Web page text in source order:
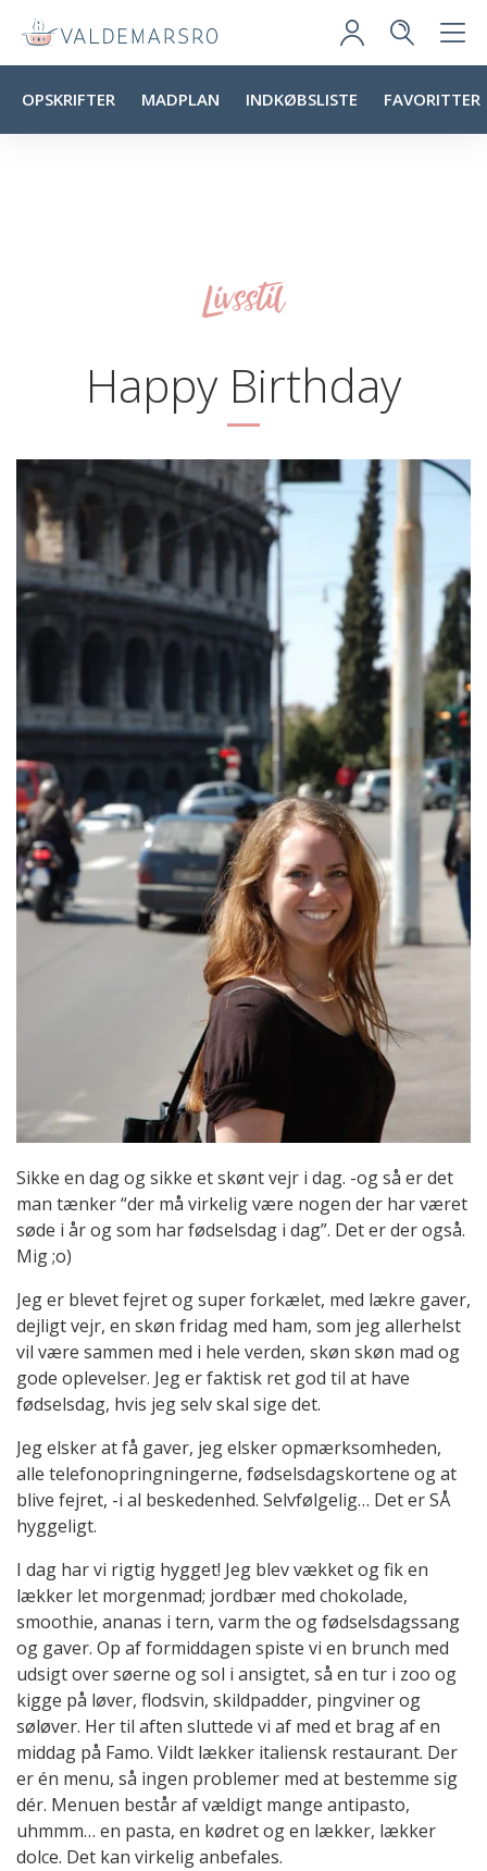
OPSKRIFTER MADPLAN INDKØBSLISTE FAVORITTER
Livsstil
Happy Birthday
Sikke en dag og sikke et skønt vejr i dag. -og så er det
man tænker “der må virkelig være nogen der har været
søde i år og som har fødselsdag i dag”. Det er der også.
Mig ;o)
Jeg er blevet fejret og super forkælet, med lækre gaver,
dejligt vejr, en skøn fridag med ham, som jeg allerhelst
vil være sammen med i hele verden, skøn skøn mad og
gode oplevelser. Jeg er faktisk ret god til at have
fødselsdag, hvis jeg selv skal sige det.
Jeg elsker at få gaver, jeg elsker opmærksomheden,
alle telefonopringningerne, fødselsdagskortene og at
blive fejret, -i al beskedenhed. Selvfølgelig… Det er SÅ
hyggeligt.
I dag har vi rigtig hygget! Jeg blev vækket og fik en
lækker let morgenmad; jordbær med chokolade,
smoothie, ananas i tern, varm the og fødselsdagssang
og gaver. Op af formiddagen spiste vi en brunch med
udsigt over søerne og sol i ansigtet, så en tur i zoo og
kigge på løver, flodsvin, skildpadder, pingviner og
søløver. Her til aften sluttede vi af med et brag af en
middag på Famo. Vildt lækker italiensk restaurant. Der
er én menu, så ingen problemer med at bestemme sig
dér. Menuen består af vældigt mange antipasto,
uhmmm… en pasta, en kødret og en lækker, lækker
dolce. Det kan virkelig anbefales.